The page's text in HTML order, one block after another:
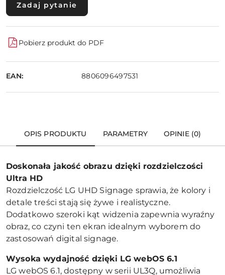
Zadaj pytanie
Pobierz produkt do PDF
EAN: 8806096497531
OPIS PRODUKTU PARAMETRY OPINIE (0)
Doskonała jakość obrazu dzięki rozdzielczości
Ultra HD
Rozdzielczość LG UHD Signage sprawia, że kolory i
detale treści stają się żywe i realistyczne.
Dodatkowo szeroki kąt widzenia zapewnia wyraźny
obraz, co czyni ten ekran idealnym wyborem do
zastosowań digital signage.
Wysoka wydajność dzięki LG webOS 6.1
LG webOS 6.1, dostępny w serii UL3Q, umożliwia